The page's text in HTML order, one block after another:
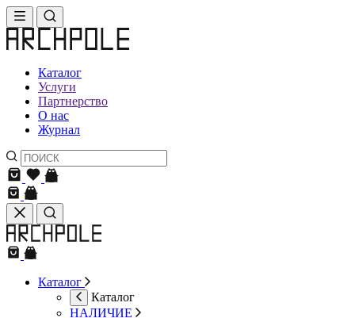
Каталог
Услуги
Партнерство
О нас
Журнал
Каталог
Каталог
НАЛИЧИЕ